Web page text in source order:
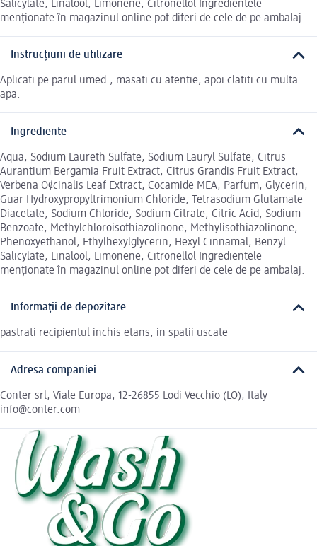
Salicylate, Linalool, Limonene, Citronellol Ingredientele
menționate în magazinul online pot diferi de cele de pe ambalaj.
Instrucțiuni de utilizare
Aplicati pe parul umed., masati cu atentie, apoi clatiti cu multa
apa.
Ingrediente
Aqua, Sodium Laureth Sulfate, Sodium Lauryl Sulfate, Citrus
Aurantium Bergamia Fruit Extract, Citrus Grandis Fruit Extract,
Verbena O¢cinalis Leaf Extract, Cocamide MEA, Parfum, Glycerin,
Guar Hydroxypropyltrimonium Chloride, Tetrasodium Glutamate
Diacetate, Sodium Chloride, Sodium Citrate, Citric Acid, Sodium
Benzoate, Methylchloroisothiazolinone, Methylisothiazolinone,
Phenoxyethanol, Ethylhexylglycerin, Hexyl Cinnamal, Benzyl
Salicylate, Linalool, Limonene, Citronellol Ingredientele
menționate în magazinul online pot diferi de cele de pe ambalaj.
Informații de depozitare
pastrati recipientul inchis etans, in spatii uscate
Adresa companiei
Conter srl, Viale Europa, 12-26855 Lodi Vecchio (LO), Italy
info@conter.com